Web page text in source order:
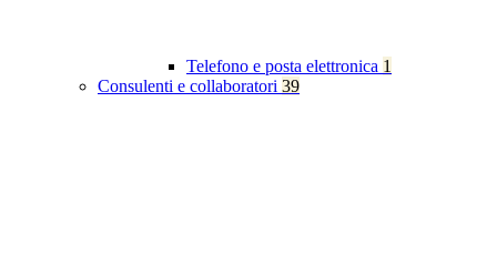
Telefono e posta elettronica 1
Consulenti e collaboratori 39